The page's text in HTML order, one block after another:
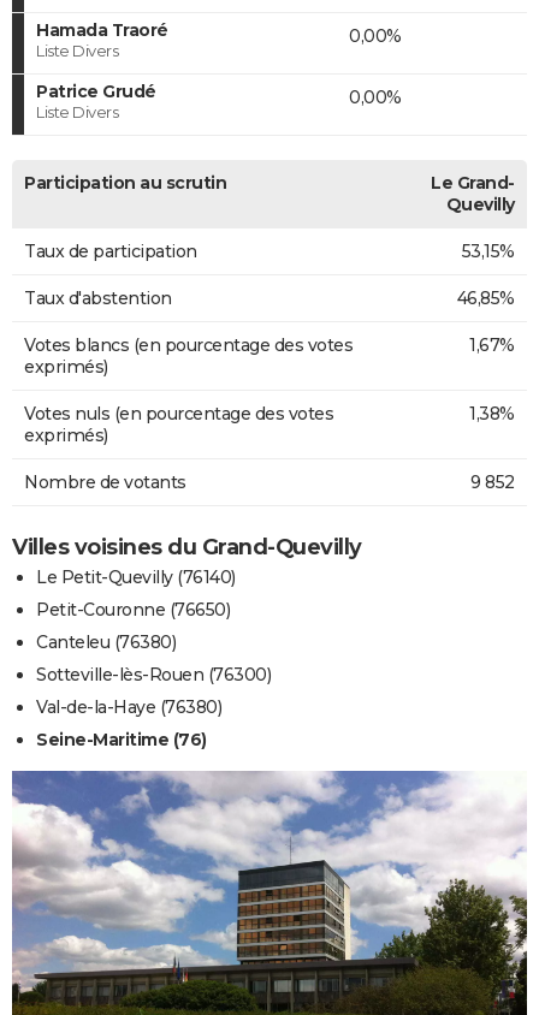
Hamada Traoré
Liste Divers
0,00%
Patrice Grudé
Liste Divers
0,00%
Participation au scrutin
Le Grand-
Quevilly
Taux de participation 53,15%
Taux d'abstention 46,85%
Votes blancs (en pourcentage des votes
exprimés)
1,67%
Votes nuls (en pourcentage des votes
exprimés)
1,38%
Nombre de votants 9 852
Villes voisines du Grand-Quevilly
Le Petit-Quevilly (76140)
Petit-Couronne (76650)
Canteleu (76380)
Sotteville-lès-Rouen (76300)
Val-de-la-Haye (76380)
Seine-Maritime (76)